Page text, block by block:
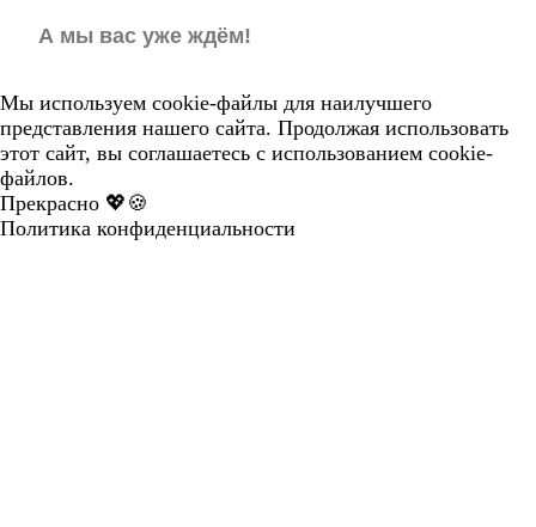
А мы вас уже ждём!
Мы используем cookie-файлы для наилучшего
представления нашего сайта. Продолжая использовать
этот сайт, вы соглашаетесь с использованием cookie-
файлов.
Прекрасно 💖🍪
Политика конфиденциальности